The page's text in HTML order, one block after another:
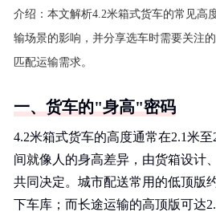
介绍： 本文解析4.2米箱式货车的常见高
输场景的影响，并分享选车时需要关注
匹配运输需求。
一、货车的"身高"密码
4.2米箱式货车的高度通常在2.1米
间就像人的身高差异，由货箱设计
共同决定。城市配送常用的低顶版
下车库；而长途运输的高顶版可达